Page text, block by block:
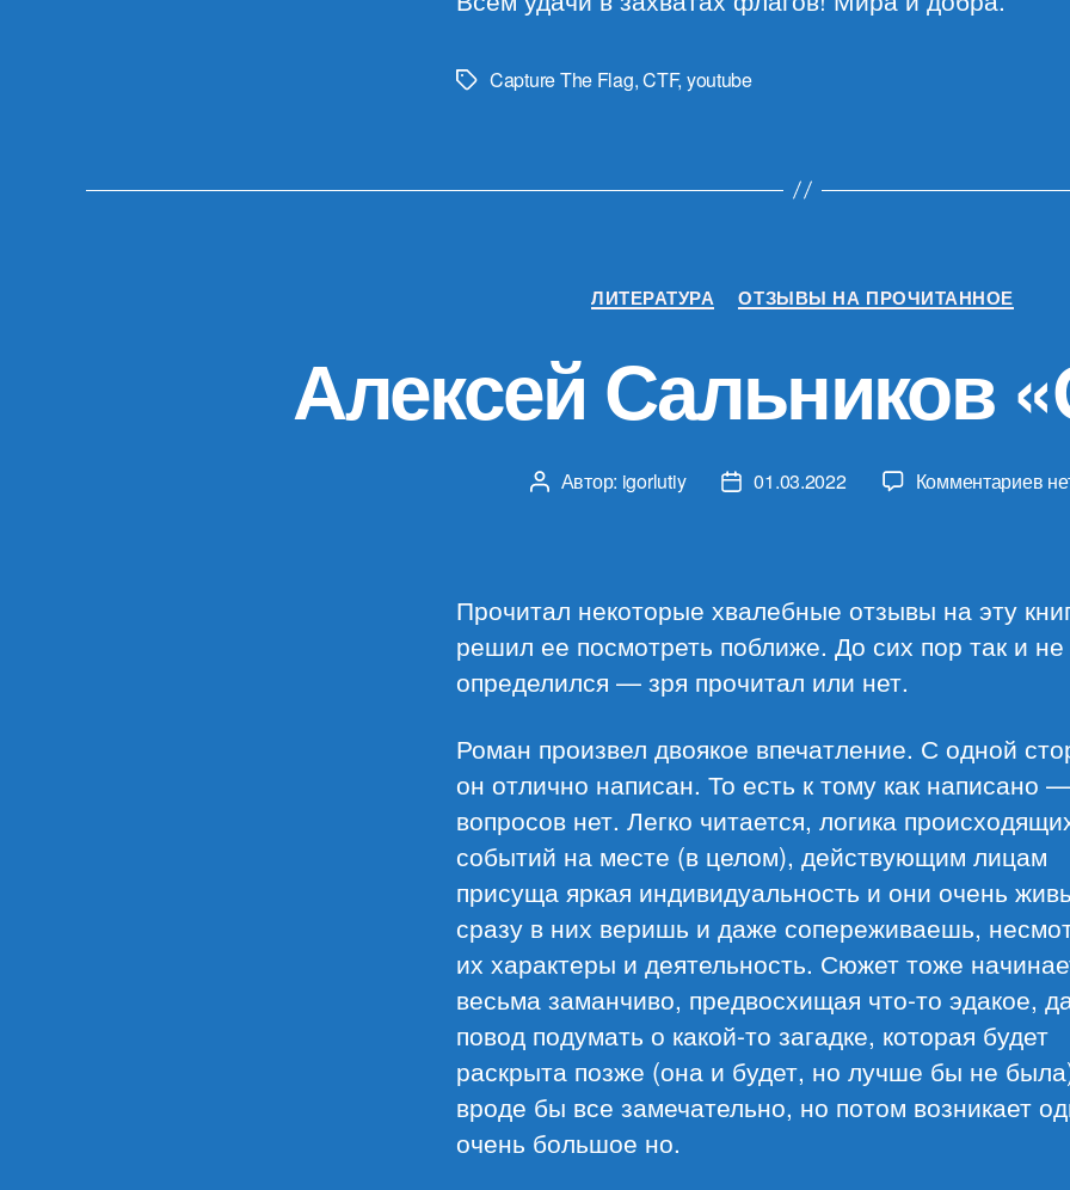
МеткиCapture The Flag,CTF, youtube
Рубрики
ЛИТЕРАТУРА ОТЗЫВЫ НА ПРОЧИТАННОЕ
Алексей Сальников
Автор
Автор: igorlutiy
Дата01.03.2022 Комментариевк
Прочитал некоторые хвалебные отзывы на эту
решил ее посмотреть поближе. До сих пор так и не
определился — зря прочитал или нет.
Роман произвел двоякое впечатление. С одной
он отлично написан. То есть к тому как написано —
вопросов нет. Легко читается, логика
событий на месте (в целом), действующим лицам
присуща яркая индивидуальность и они очень
сразу в них веришь и даже сопереживаешь,
их характеры и деятельность. Сюжет тоже
весьма заманчиво, предвосхищая что-то эдакое,
повод подумать о какой-то загадке, которая будет
раскрыта позже (она и будет, но лучше бы не
вроде бы все замечательно, но потом возникает
очень большое но.